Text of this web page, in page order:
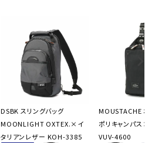
DSBK スリングバッグ
MOONLIGHT OXTEX.×イ
タリアンレザー KOH-3385
MOUSTACHE ボ
ポリキャンパス×
VUV-4600